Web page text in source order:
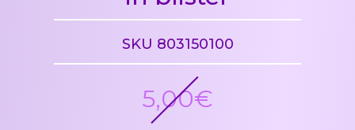
SKU 803150100
5,00€